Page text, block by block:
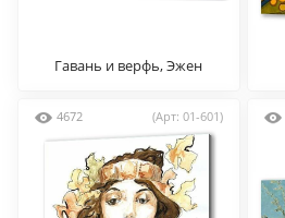
Гавань и верфь, Эжен
4672 (Арт: 01-601)